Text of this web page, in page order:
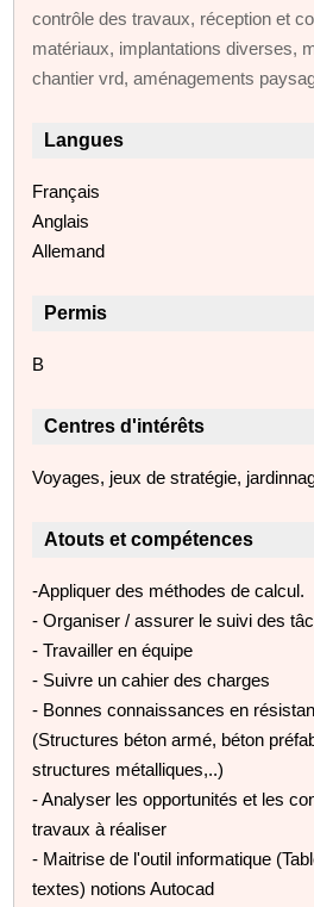
contrôle des travaux, réception et
matériaux, implantations diverses,
chantier vrd, aménagements
Langues
Français
Anglais
Allemand
Permis
B
Centres d'intérêts
Voyages, jeux de stratégie,
Atouts et compétences
-Appliquer des méthodes de calcul.
- Organiser / assurer le suivi des
- Travailler en équipe
- Suivre un cahier des charges
- Bonnes connaissances en
(Structures béton armé, béton
structures métalliques,..)
- Analyser les opportunités et les
travaux à réaliser
- Maitrise de l'outil informatique
textes) notions Autocad